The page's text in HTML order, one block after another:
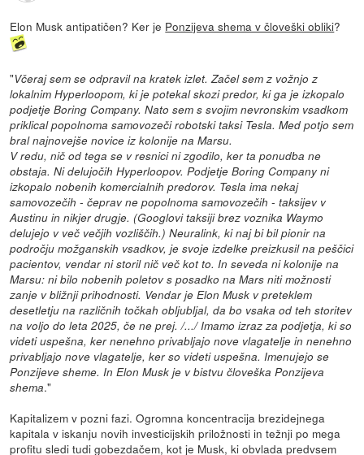
Elon Musk antipatičen? Ker je Ponzijeva shema v človeški obliki?
"Včeraj sem se odpravil na kratek izlet. Začel sem z vožnjo z
lokalnim Hyperloopom, ki je potekal skozi predor, ki ga je izkopalo
podjetje Boring Company. Nato sem s svojim nevronskim vsadkom
priklical popolnoma samovozeči robotski taksi Tesla. Med potjo sem
bral najnovejše novice iz kolonije na Marsu.
V redu, nič od tega se v resnici ni zgodilo, ker ta ponudba ne
obstaja. Ni delujočih Hyperloopov. Podjetje Boring Company ni
izkopalo nobenih komercialnih predorov. Tesla ima nekaj
samovozečih - čeprav ne popolnoma samovozečih - taksijev v
Austinu in nikjer drugje. (Googlovi taksiji brez voznika Waymo
delujejo v več večjih vozliščih.) Neuralink, ki naj bi bil pionir na
področju možganskih vsadkov, je svoje izdelke preizkusil na peščici
pacientov, vendar ni storil nič več kot to. In seveda ni kolonije na
Marsu: ni bilo nobenih poletov s posadko na Mars niti možnosti
zanje v bližnji prihodnosti. Vendar je Elon Musk v preteklem
desetletju na različnih točkah obljubljal, da bo vsaka od teh storitev
na voljo do leta 2025, če ne prej. /.../ Imamo izraz za podjetja, ki so
videti uspešna, ker nenehno privabljajo nove vlagatelje in nenehno
privabljajo nove vlagatelje, ker so videti uspešna. Imenujejo se
Ponzijeve sheme. In Elon Musk je v bistvu človeška Ponzijeva
shema."
Kapitalizem v pozni fazi. Ogromna koncentracija brezidejnega
kapitala v iskanju novih investicijskih priložnosti in težnji po mega
profitu sledi tudi gobezdačem, kot je Musk, ki obvlada predvsem